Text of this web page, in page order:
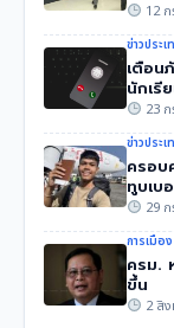
12
ข่าวประ
เตือน
นักเรี
23
ข่าวประ
ครอบ
ทูบเบ
29
การเมือง
ครม.
ขึ้น
2 สิ